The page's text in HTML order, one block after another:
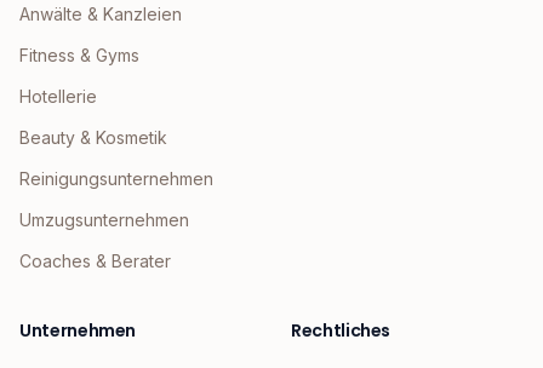
Anwälte & Kanzleien
Fitness & Gyms
Hotellerie
Beauty & Kosmetik
Reinigungsunternehmen
Umzugsunternehmen
Coaches & Berater
Unternehmen Rechtliches